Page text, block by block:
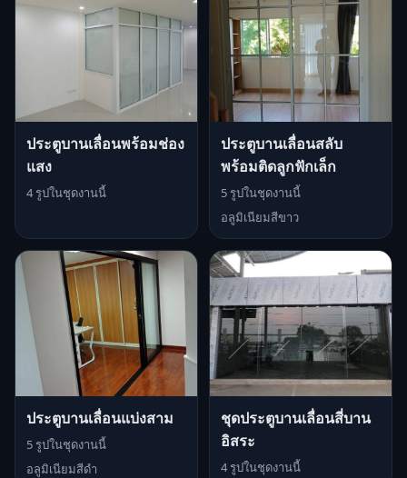
ประตูบานเลื่อนพร้อมช่อง
แสง
4 รูปในชุดงานนี้
ประตูบานเลื่อนสลับ
พร้อมติดลูกฟักเล็ก
5 รูปในชุดงานนี้
อลูมิเนียมสีขาว
ประตูบานเลื่อนแบ่งสาม
5 รูปในชุดงานนี้
อลูมิเนียมสีดำ
ชุดประตูบานเลื่อนสี่บาน
อิสระ
4 รูปในชุดงานนี้